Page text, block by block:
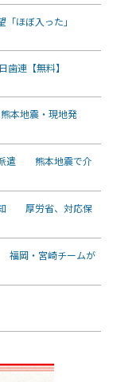
ほぼ入った」
連【無料】
本地震・現地発
派遣 熊本地震で介
知 厚労省、対応保
福岡・宮崎チームが